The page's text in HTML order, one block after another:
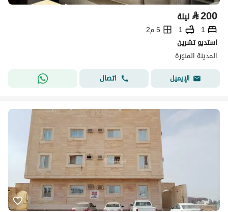
⃁200 ليلة
1
1
5 م2
استديو تشرين
المدينة المنورة
الإيميل
اتصال